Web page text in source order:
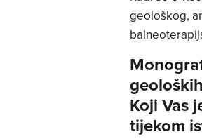
geološkog,
Koji Vas
tijekom